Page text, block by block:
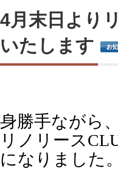
4月末日より
いたします
身勝手ながら
リノリース
になりました